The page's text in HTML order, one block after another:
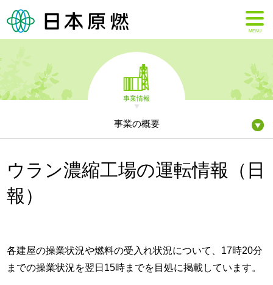
MENU
事業情報
事業の概要
ウラン濃縮工場の運転情報（日
報）
各建屋の操業状況や燃料の受入れ状況について、17時20分
までの操業状況を翌日15時までを目処に掲載しています。